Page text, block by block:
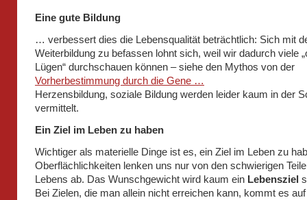
Eine gute Bildung
… verbessert dies die Lebensqualität beträchtlich: Sich mit
Weiterbildung zu befassen lohnt sich, weil wir dadurch viele
Lügen“ durchschauen können – siehe den Mythos von der
Vorherbestimmung durch die Gene …
Herzensbildung, soziale Bildung werden leider kaum in der
vermittelt.
Ein Ziel im Leben zu haben
Wichtiger als materielle Dinge ist es, ein Ziel im Leben zu
Oberflächlichkeiten lenken uns nur von den schwierigen
Lebens ab. Das Wunschgewicht wird kaum ein Lebensziel
Bei Zielen, die man allein nicht erreichen kann, kommt es